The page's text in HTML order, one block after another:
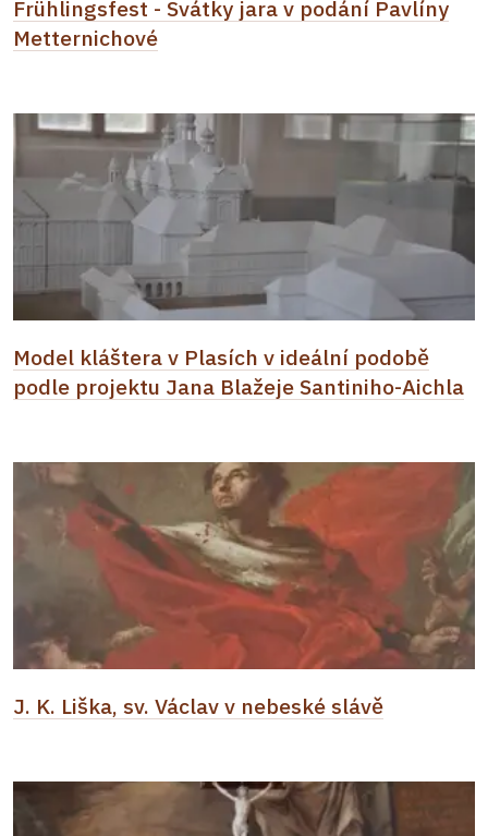
Frühlingsfest - Svátky jara v podání Pavlíny
Metternichové
Model kláštera v Plasích v ideální podobě
podle projektu Jana Blažeje Santiniho-Aichla
J. K. Liška, sv. Václav v nebeské slávě